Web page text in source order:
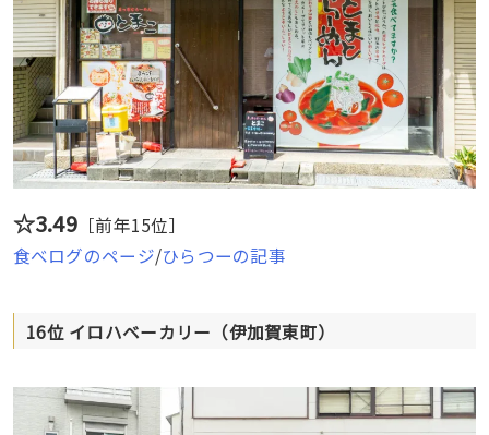
☆3.49 ［前年15位］
食べログのページ/ひらつーの記事
16位 イロハベーカリー（伊加賀東町）